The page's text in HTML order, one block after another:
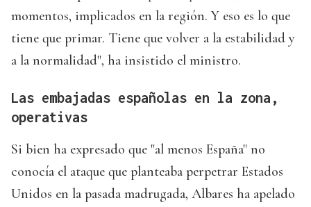
momentos, implicados en la región. Y eso es lo que
tiene que primar. Tiene que volver a la estabilidad y
a la normalidad", ha insistido el ministro.
Las embajadas españolas en la zona,
operativas
Si bien ha expresado que "al menos España" no
conocía el ataque que planteaba perpetrar Estados
Unidos en la pasada madrugada, Albares ha apelado